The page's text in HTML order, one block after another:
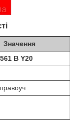
Значення
B Y20